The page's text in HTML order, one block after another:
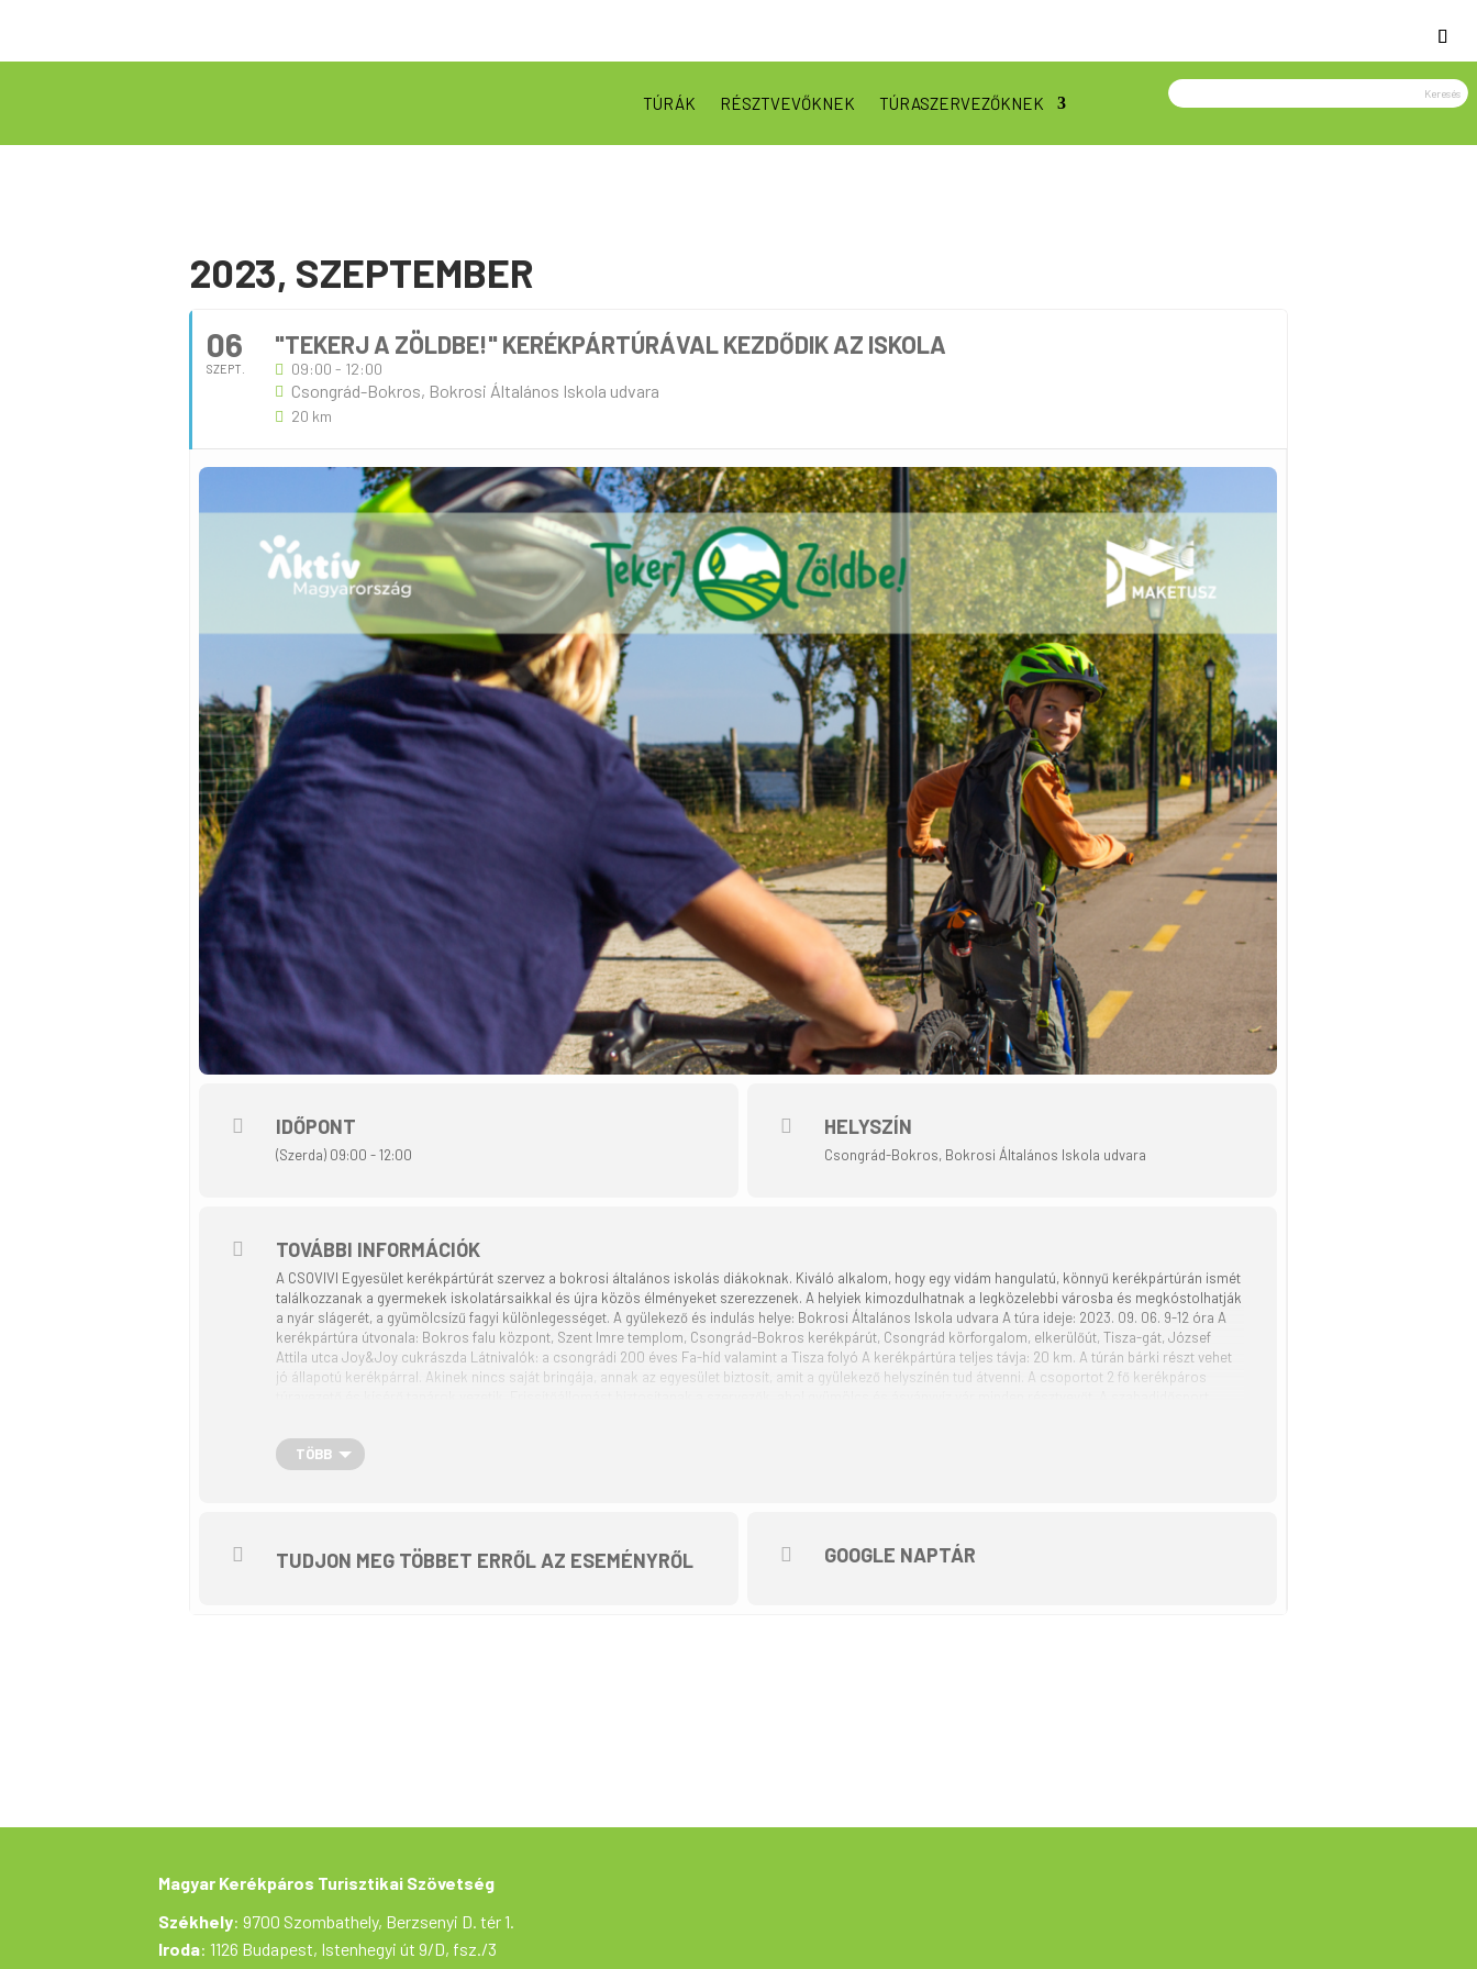
TÚRÁK RÉSZTVEVŐKNEK TÚRASZERVEZŐKNEK
2023, SZEPTEMBER
06
SZEPT.
"TEKERJ A ZÖLDBE!" KERÉKPÁRTÚRÁVAL KEZDŐDIK AZ ISKOLA
09:00 - 12:00
Csongrád-Bokros, Bokrosi Általános Iskola udvara
20 km
IDŐPONT
(Szerda) 09:00 - 12:00
HELYSZÍN
Csongrád-Bokros, Bokrosi Általános Iskola udvara
TOVÁBBI INFORMÁCIÓK
A CSOVIVI Egyesület kerékpártúrát szervez a bokrosi általános iskolás diákoknak. Kiváló alkalom, hogy egy vidám hangulatú, könnyű kerékpártúrán ismét
találkozzanak a gyermekek iskolatársaikkal és újra közös élményeket szerezzenek. A helyiek kimozdulhatnak a legközelebbi városba és megkóstolhatják
a nyár slágerét, a gyümölcsízű fagyi különlegességet. A gyülekező és indulás helye: Bokrosi Általános Iskola udvara A túra ideje: 2023. 09. 06. 9-12 óra A
kerékpártúra útvonala: Bokros falu központ, Szent Imre templom, Csongrád-Bokros kerékpárút, Csongrád körforgalom, elkerülőút, Tisza-gát, József
Attila utca Joy&Joy cukrászda Látnivalók: a csongrádi 200 éves Fa-híd valamint a Tisza folyó A kerékpártúra teljes távja: 20 km. A túrán bárki részt vehet
jó állapotú kerékpárral. Akinek nincs saját bringája, annak az egyesület biztosít, amit a gyülekező helyszínén tud átvenni. A csoportot 2 fő kerékpáros
kerékpártúrázó csoportot kísérőautó segíti, mely szállítja a csomagokat és defekt és bármilyen probléma esetén megoldást nyújt. A szervezők láthatósági
mellényt mindenki számára biztosítanak. A programváltoztatás jogát fenntartjuk, eső esetén későbbi időpontra halasztható az indulás. A diákok
szabadidősport programja a „Tekerj a zöldbe!” országos kerékpáros program szervezésében a Magyar Kerékpáros Turisztikai Szövetség és az Aktív
TÖBB
TUDJON MEG TÖBBET ERRŐL AZ ESEMÉNYRŐL GOOGLE NAPTÁR
Magyar Kerékpáros Turisztikai Szövetség
Székhely: 9700 Szombathely, Berzsenyi D. tér 1.
Iroda: 1126 Budapest, Istenhegyi út 9/D, fsz./3